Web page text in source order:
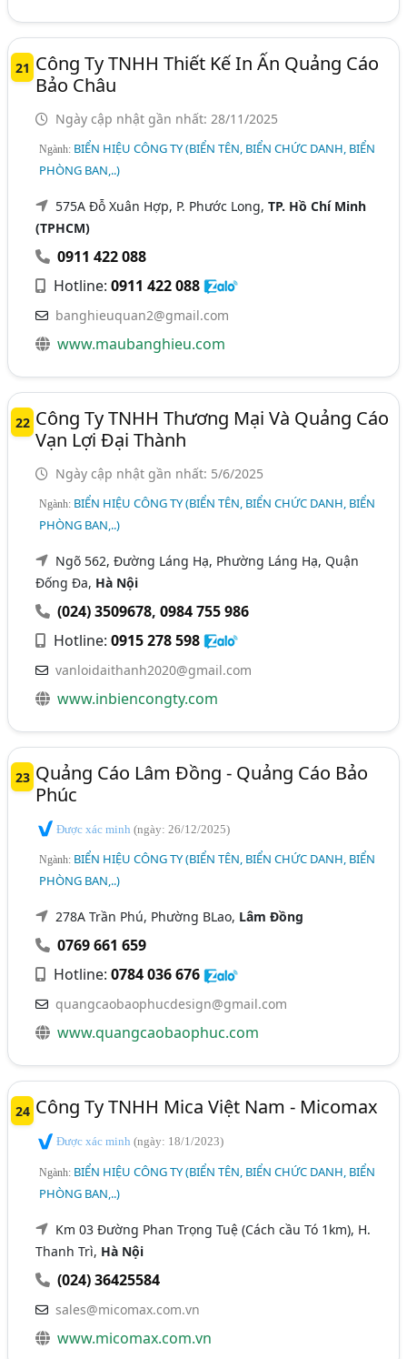
21 Công Ty TNHH Thiết Kế In Ấn Quảng Cáo
Bảo Châu
Ngày cập nhật gần nhất: 28/11/2025
Ngành: BIỂN HIỆU CÔNG TY (BIỂN TÊN, BIỂN CHỨC DANH, BIỂN
PHÒNG BAN,..)
575A Đỗ Xuân Hợp, P. Phước Long,TP. Hồ Chí Minh
(TPHCM)
0911 422 088
Hotline:0911 422 088
banghieuquan2@gmail.com
www.maubanghieu.com
22 Công Ty TNHH Thương Mại Và Quảng Cáo
Vạn Lợi Đại Thành
Ngày cập nhật gần nhất: 5/6/2025
Ngành: BIỂN HIỆU CÔNG TY (BIỂN TÊN, BIỂN CHỨC DANH, BIỂN
PHÒNG BAN,..)
Ngõ 562, Đường Láng Hạ, Phường Láng Hạ, Quận
Đống Đa, Hà Nội
(024) 3509678,0984 755 986
Hotline:0915 278 598
vanloidaithanh2020@gmail.com
www.inbiencongty.com
23 Quảng Cáo Lâm Đồng - Quảng Cáo Bảo
Phúc
Được xác minh(ngày: 26/12/2025)
Ngành: BIỂN HIỆU CÔNG TY (BIỂN TÊN, BIỂN CHỨC DANH, BIỂN
PHÒNG BAN,..)
278A Trần Phú, Phường BLao, Lâm Đồng
0769 661 659
Hotline:0784 036 676
quangcaobaophucdesign@gmail.com
www.quangcaobaophuc.com
24 Công Ty TNHH Mica Việt Nam - Micomax
Được xác minh(ngày: 18/1/2023)
Ngành: BIỂN HIỆU CÔNG TY (BIỂN TÊN, BIỂN CHỨC DANH, BIỂN
PHÒNG BAN,..)
Km 03 Đường Phan Trọng Tuệ (Cách cầu Tó 1km), H.
Thanh Trì, Hà Nội
(024) 36425584
sales@micomax.com.vn
www.micomax.com.vn